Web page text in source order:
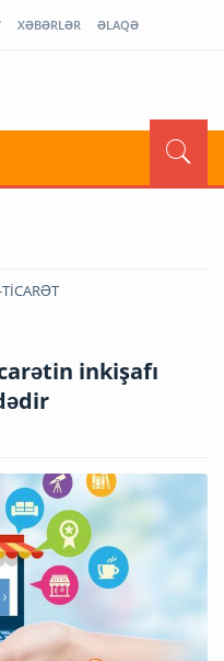
XƏBƏRLƏR ƏLAQƏ
TİCARƏT
inkişafı